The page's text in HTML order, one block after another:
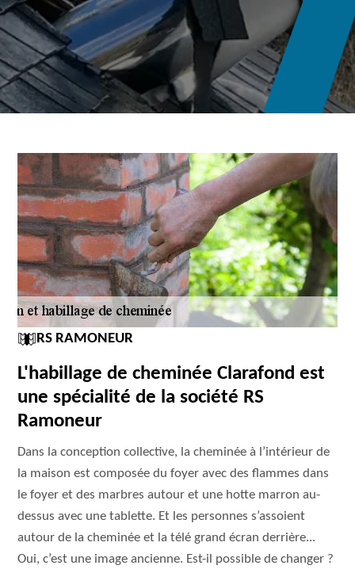
RS RAMONEUR
L'habillage de cheminée Clarafond est
une spécialité de la société RS
Ramoneur
Dans la conception collective, la cheminée à l’intérieur de
la maison est composée du foyer avec des flammes dans
le foyer et des marbres autour et une hotte marron au-
dessus avec une tablette. Et les personnes s’assoient
autour de la cheminée et la télé grand écran derrière...
Oui, c’est une image ancienne. Est-il possible de changer ?